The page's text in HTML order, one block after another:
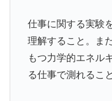
仕事に関する実験
理解すること。ま
もつ力学的エネル
る仕事で測れるこ